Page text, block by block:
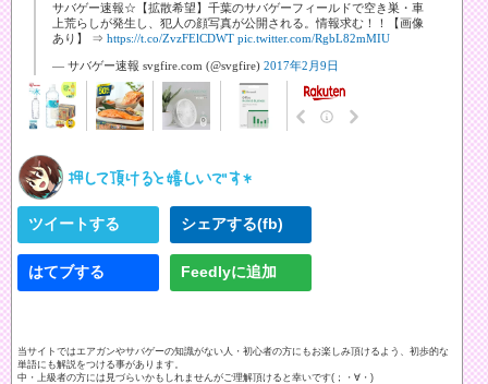
サバゲー速報☆【拡散希望】千葉のサバゲーフィールドで空き巣・車
上荒らしが発生し、犯人の顔写真が公開される。情報求む！！【画像
あり】 ⇒ https://t.co/ZvzFElCDWT pic.twitter.com/RgbL82mMIU
— サバゲー速報 svgfire.com (@svgfire) 2017年2月9日
ツイートする シェアする(fb)
はてブする Feedlyに追加
当サイトではエアガンやサバゲーの知識がない人・初心者の方にもお楽しみ頂けるよう、初歩的な
単語にも解説をつける事があります。
中・上級者の方には見づらいかもしれませんがご理解頂けると幸いです(；・∀・)